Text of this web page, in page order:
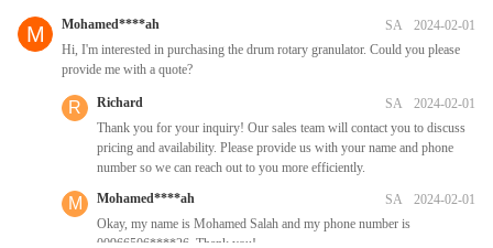
M Mohamed****ah SA
2024-02-01
Hi, I'm interested in purchasing the drum rotary granulator. Could you please
provide me with a quote?
R Richard SA
2024-02-01
Thank you for your inquiry! Our sales team will contact you to discuss
pricing and availability. Please provide us with your name and phone
number so we can reach out to you more efficiently.
M Mohamed****ah SA
2024-02-01
Okay, my name is Mohamed Salah and my phone number is
00966506****26. Thank you!